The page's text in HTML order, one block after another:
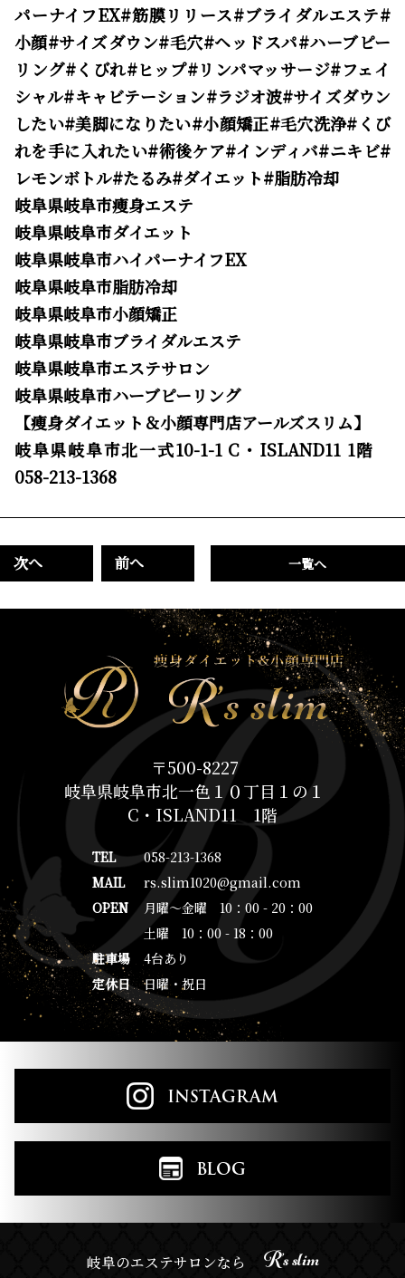
パーナイフEX#筋膜リリース#ブライダルエステ#
小顔#サイズダウン#毛穴#ヘッドスパ#ハーブピー
リング#くびれ#ヒップ#リンパマッサージ#フェイ
シャル#キャビテーション#ラジオ波#サイズダウン
したい#美脚になりたい#小顔矯正#毛穴洗浄#くび
れを手に入れたい#術後ケア#インディバ#ニキビ#
レモンボトル#たるみ#ダイエット#脂肪冷却
岐阜県岐阜市痩身エステ
岐阜県岐阜市ダイエット
岐阜県岐阜市ハイパーナイフEX
岐阜県岐阜市脂肪冷却
岐阜県岐阜市小顔矯正
岐阜県岐阜市ブライダルエステ
岐阜県岐阜市エステサロン
岐阜県岐阜市ハーブピーリング
【痩身ダイエット＆小顔専門店アールズスリム】
岐阜県岐阜市北一式10-1-1 C・ISLAND11 1階
058-213-1368
次へ 前へ 一覧へ
〒500-8227
岐阜県岐阜市北一色１０丁目１の１
C・ISLAND11 1階
TEL
058-213-1368
MAIL
rs.slim1020@gmail.com
OPEN
月曜～金曜 10：00 - 20：00
土曜 10：00 - 18：00
駐車場
4台あり
定休日
日曜・祝日
INSTAGRAM
BLOG
岐阜のエステサロンなら